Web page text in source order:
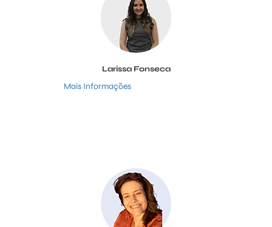
Larissa Fonseca
Mais Informações